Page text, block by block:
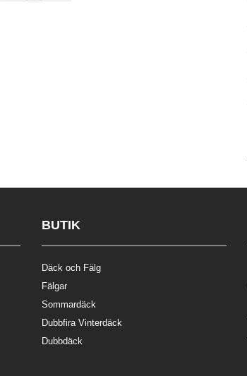
BUTIK
Däck och Fälg
Fälgar
Sommardäck
Dubbfira Vinterdäck
Dubbdäck